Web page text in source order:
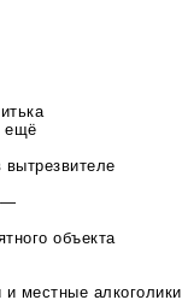
ещё
—
объекта
местные алкоголики